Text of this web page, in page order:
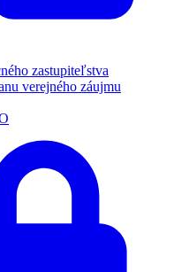
zastupiteľstva
verejného záujmu